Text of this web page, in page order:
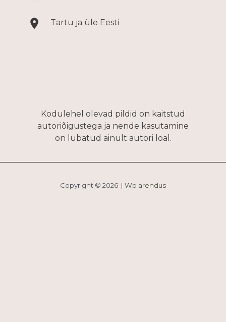
Tartu ja üle Eesti
Kodulehel olevad pildid on kaitstud
autoriõigustega ja nende kasutamine
on lubatud ainult autori loal.
Copyright © 2026 | Wp arendus